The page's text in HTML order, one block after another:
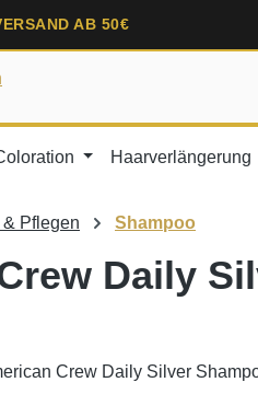
springen
AB 50€
Haarverlängerung
Pflegen Shampoo
Daily